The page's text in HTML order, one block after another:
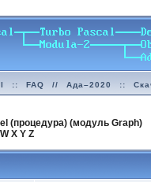
:: FAQ // Ада–2020 ::
(процедура) (модуль Graph)
W X Y Z